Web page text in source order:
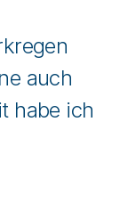
auch
habe ich